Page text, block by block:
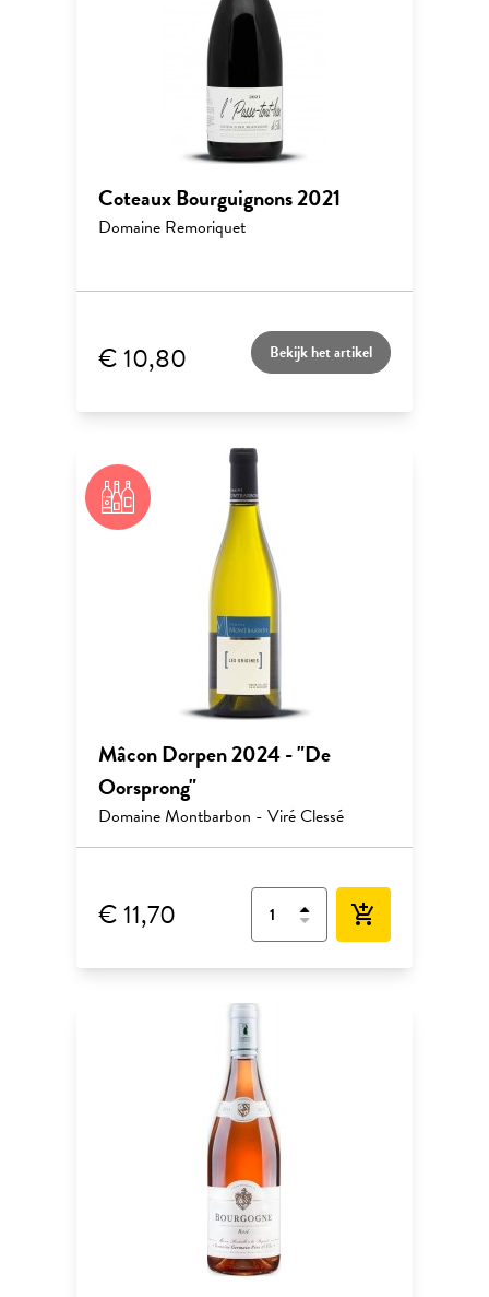
Coteaux Bourguignons 2021
Domaine Remoriquet
€ 10,80 Bekijk het artikel
Mâcon Dorpen 2024 - "De
Oorsprong"
Domaine Montbarbon - Viré Clessé
€ 11,70 add_shopping_cart